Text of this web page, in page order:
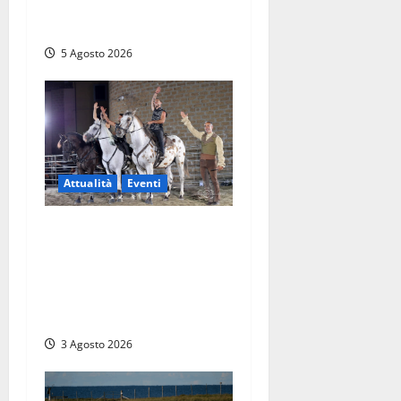
5 Agosto 2026
Attualità Eventi
3 Agosto 2026